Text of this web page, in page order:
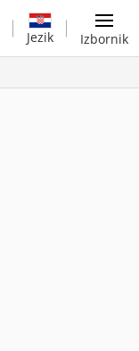
Jezik Izbornik